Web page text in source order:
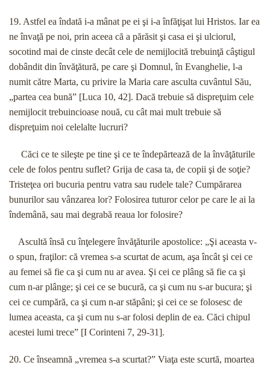
19. Astfel ea îndată i-a mânat pe ei şi i-a înfăţişat lui Hristos. Iar ea
ne învaţă pe noi, prin aceea că a părăsit şi casa ei şi ulciorul,
socotind mai de cinste decât cele de nemijlocită trebuinţă câştigul
dobândit din învăţătură, pe care şi Domnul, în Evanghelie, l-a
numit către Marta, cu privire la Maria care asculta cuvântul Său,
„partea cea bună” [Luca 10, 42]. Dacă trebuie să dispreţuim cele
nemijlocit trebuincioase nouă, cu cât mai mult trebuie să
dispreţuim noi celelalte lucruri?
Căci ce te sileşte pe tine şi ce te îndepărtează de la învăţăturile
cele de folos pentru suflet? Grija de casa ta, de copii şi de soţie?
Tristeţea ori bucuria pentru vatra sau rudele tale? Cumpărarea
bunurilor sau vânzarea lor? Folosirea tuturor celor pe care le ai la
îndemână, sau mai degrabă reaua lor folosire?
Ascultă însă cu înţelegere învăţăturile apostolice: „Şi aceasta v-
o spun, fraţilor: că vremea s-a scurtat de acum, aşa încât şi cei ce
au femei să fie ca şi cum nu ar avea. Şi cei ce plâng să fie ca şi
cum n-ar plânge; şi cei ce se bucură, ca şi cum nu s-ar bucura; şi
cei ce cumpără, ca şi cum n-ar stăpâni; şi cei ce se folosesc de
lumea aceasta, ca şi cum nu s-ar folosi deplin de ea. Căci chipul
acestei lumi trece” [I Corinteni 7, 29-31].
20. Ce înseamnă „vremea s-a scurtat?” Viaţa este scurtă, moartea